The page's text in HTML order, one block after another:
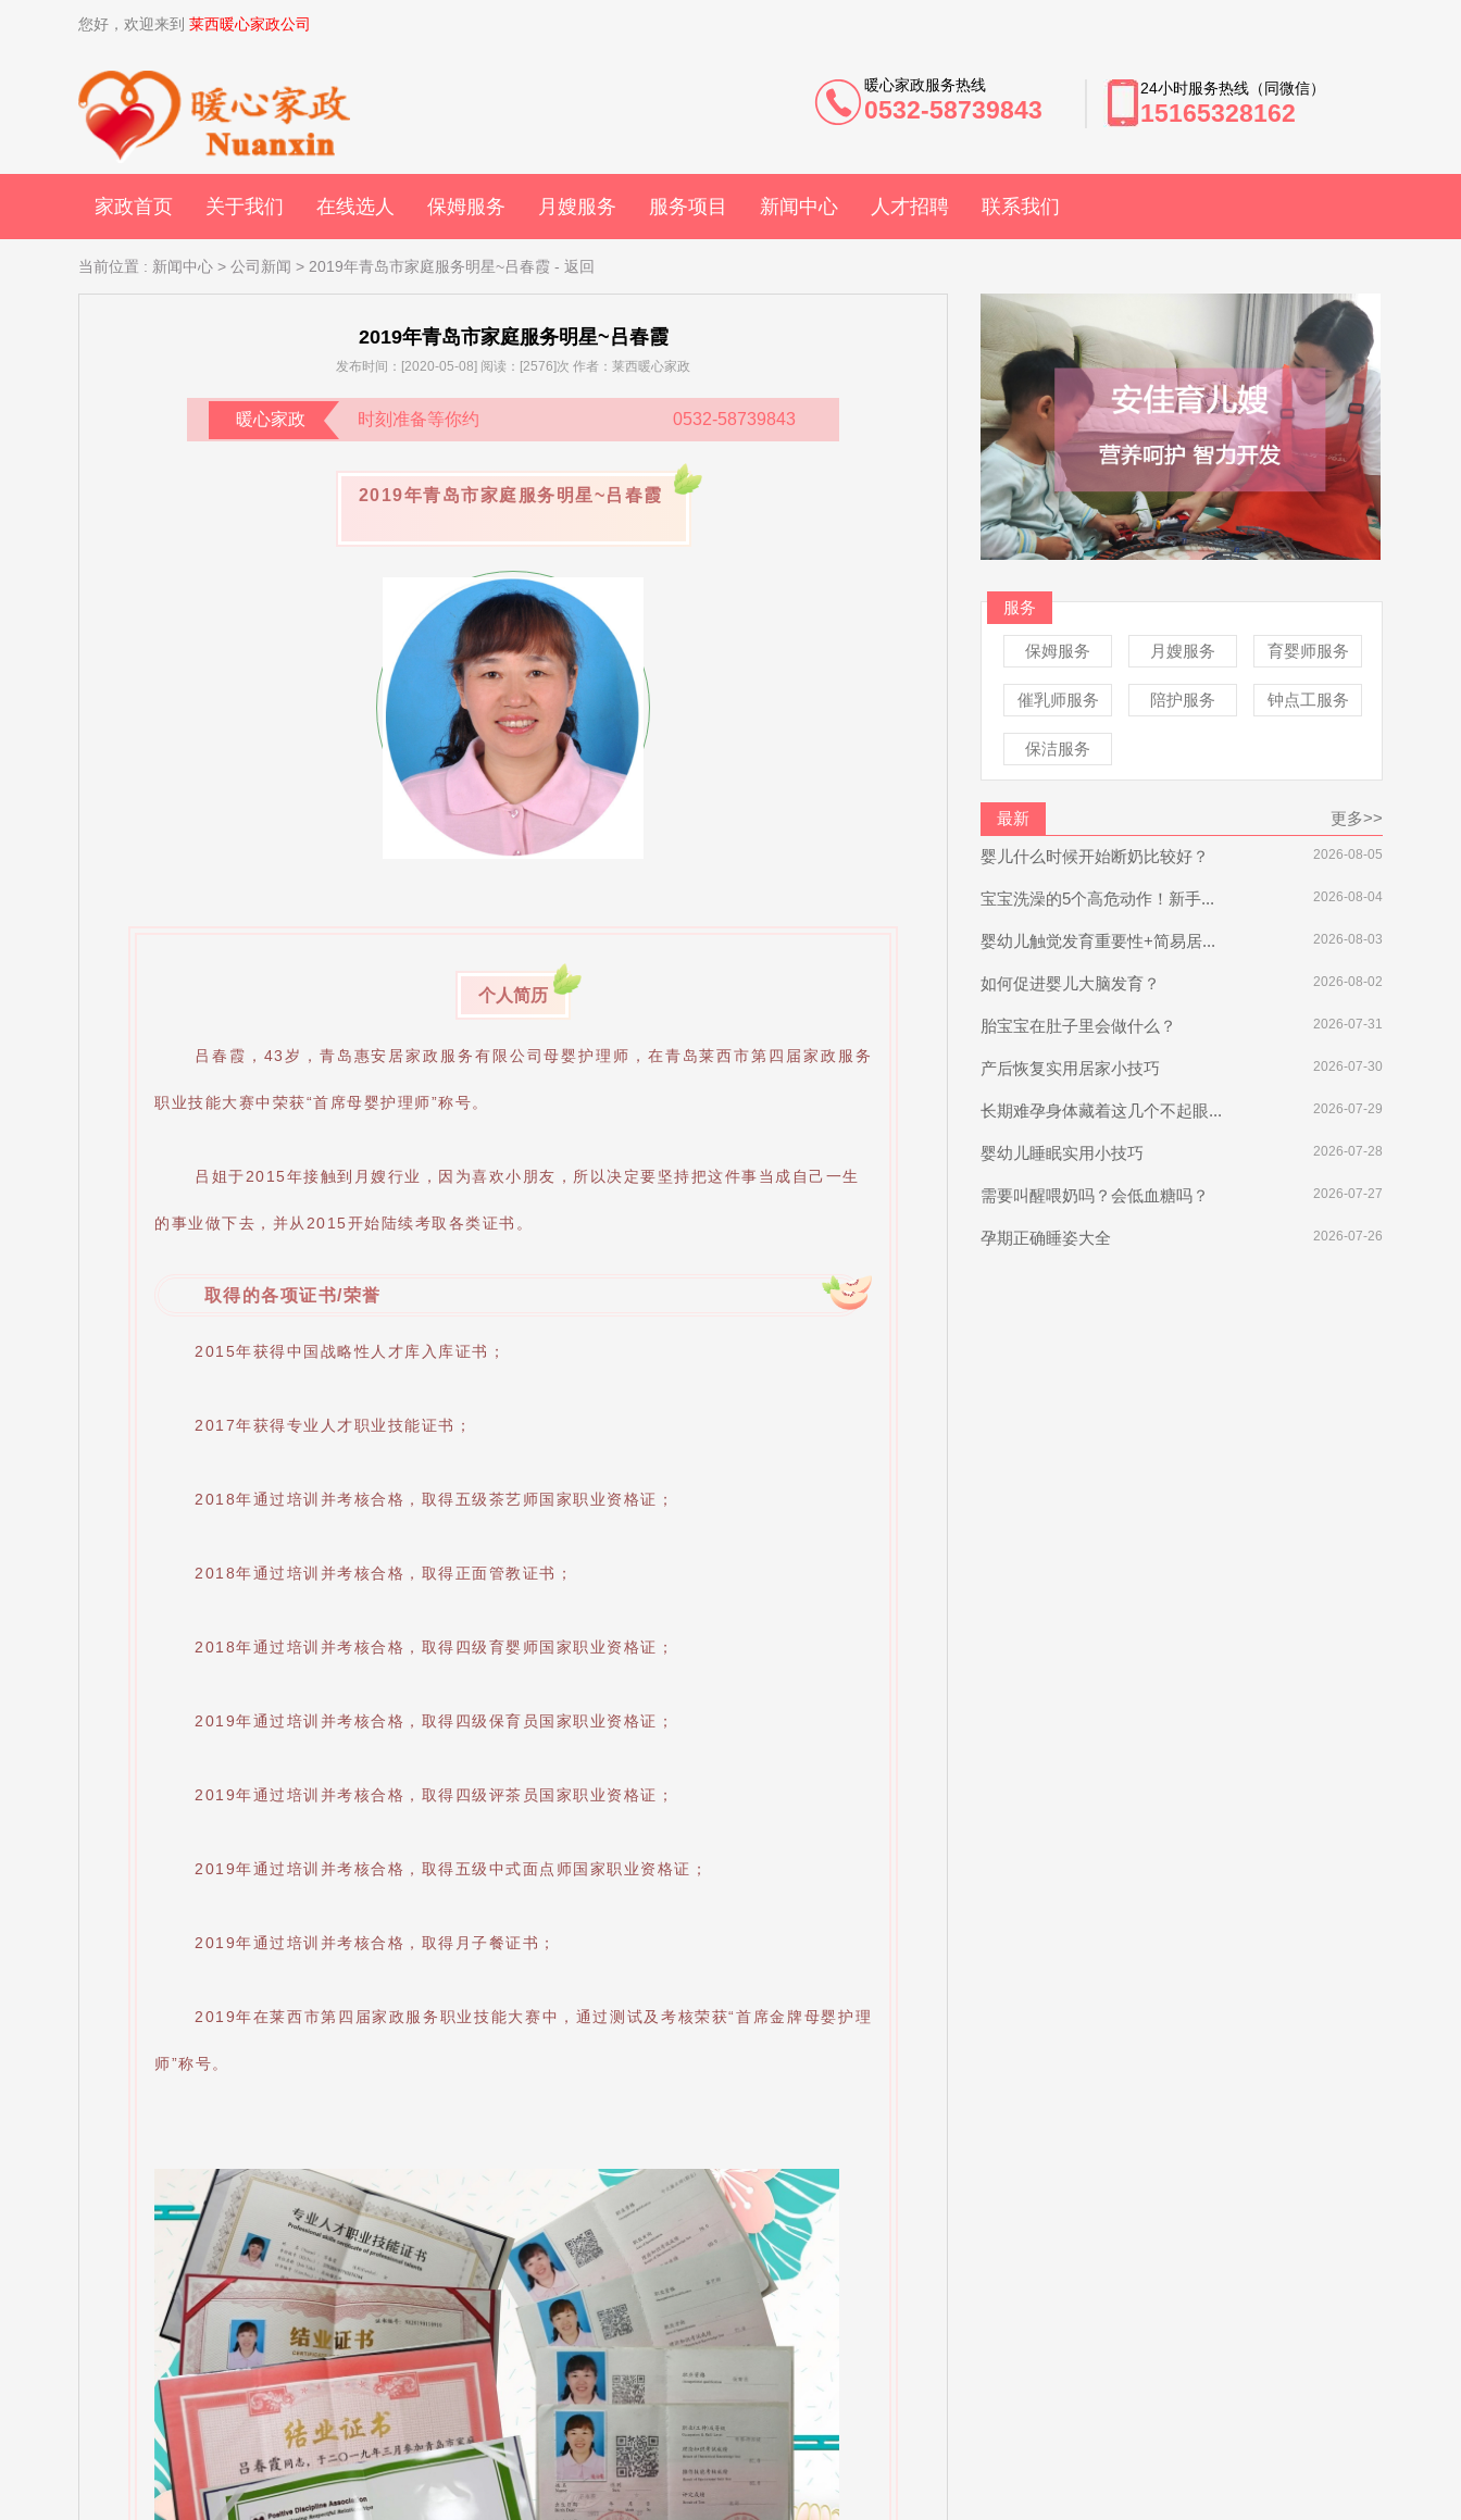
您好，欢迎来到 莱西暖心家政公司
暖心家政服务热线
0532-58739843
24小时服务热线（同微信）
15165328162
家政首页 关于我们 在线选人 保姆服务 月嫂服务 服务项目 新闻中心 人才招聘 联系我们
当前位置 : 新闻中心 > 公司新闻 > 2019年青岛市家庭服务明星~吕春霞 - 返回
2019年青岛市家庭服务明星~吕春霞
发布时间：[2020-05-08] 阅读：[2576]次 作者：莱西暖心家政
暖心家政 时刻准备等你约 0532-58739843
2019年青岛市家庭服务明星~吕春霞
个人简历
吕春霞，43岁，青岛惠安居家政服务有限公司母婴护理师，在青岛莱西市第四届家政服务
职业技能大赛中荣获“首席母婴护理师”称号。
吕姐于2015年接触到月嫂行业，因为喜欢小朋友，所以决定要坚持把这件事当成自己一生
的事业做下去，并从2015开始陆续考取各类证书。
取得的各项证书/荣誉
2015年获得中国战略性人才库入库证书；
2017年获得专业人才职业技能证书；
2018年通过培训并考核合格，取得五级茶艺师国家职业资格证；
2018年通过培训并考核合格，取得正面管教证书；
2018年通过培训并考核合格，取得四级育婴师国家职业资格证；
2019年通过培训并考核合格，取得四级保育员国家职业资格证；
2019年通过培训并考核合格，取得四级评茶员国家职业资格证；
2019年通过培训并考核合格，取得五级中式面点师国家职业资格证；
2019年通过培训并考核合格，取得月子餐证书；
2019年在莱西市第四届家政服务职业技能大赛中，通过测试及考核荣获“首席金牌母婴护理
师”称号。
服务
保姆服务 月嫂服务 育婴师服务
催乳师服务 陪护服务 钟点工服务
保洁服务
最新 更多>>
婴儿什么时候开始断奶比较好？ 2026-08-05
宝宝洗澡的5个高危动作！新手... 2026-08-04
婴幼儿触觉发育重要性+简易居... 2026-08-03
如何促进婴儿大脑发育？ 2026-08-02
胎宝宝在肚子里会做什么？ 2026-07-31
产后恢复实用居家小技巧 2026-07-30
长期难孕身体藏着这几个不起眼... 2026-07-29
婴幼儿睡眠实用小技巧 2026-07-28
需要叫醒喂奶吗？会低血糖吗？ 2026-07-27
孕期正确睡姿大全 2026-07-26